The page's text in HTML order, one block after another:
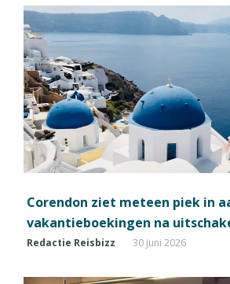
Corendon ziet meteen piek in
vakantieboekingen na
Redactie Reisbizz 30 juni 2026